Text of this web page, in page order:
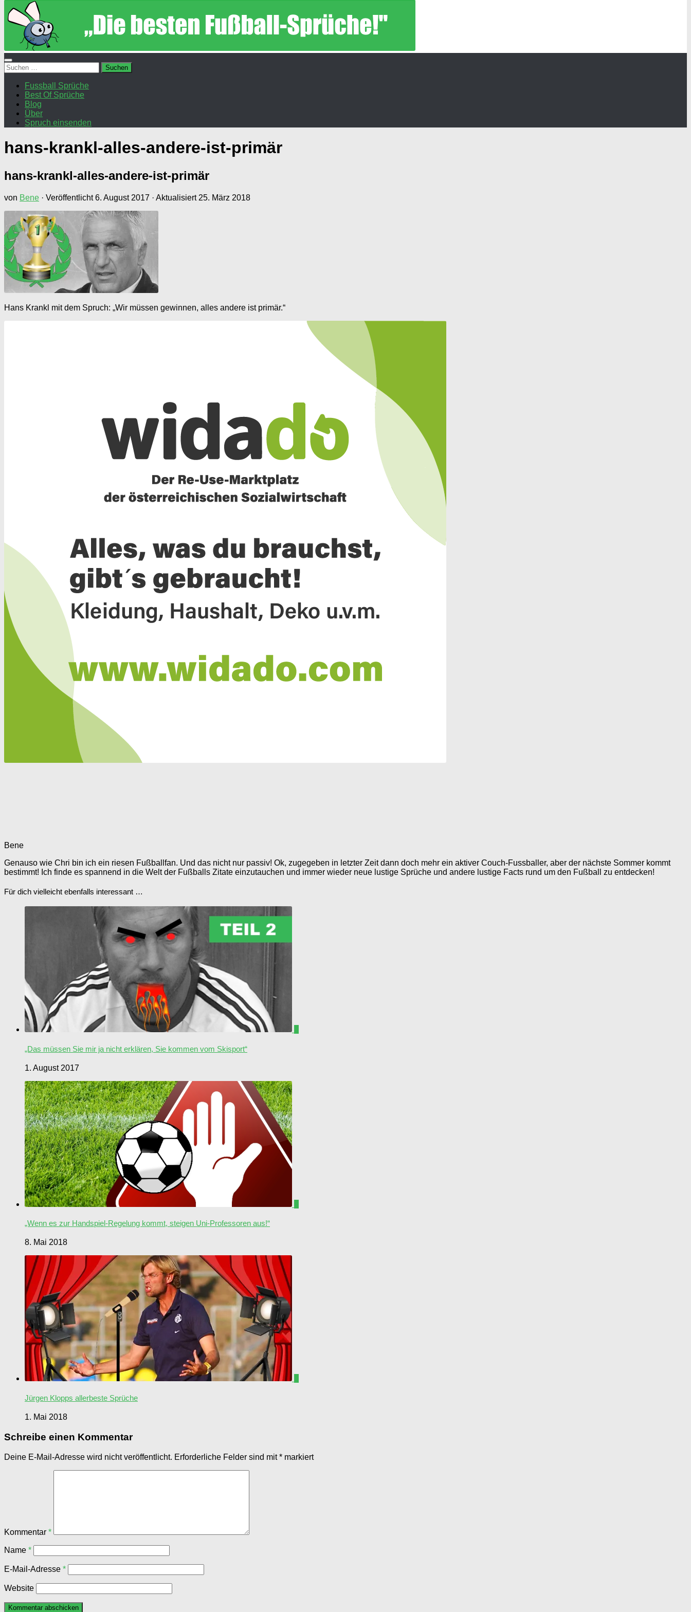
Suchen
nach:
Fussball Sprüche
Best Of Sprüche
Blog
Über
Spruch einsenden
hans-krankl-alles-andere-ist-primär
hans-krankl-alles-andere-ist-primär
von Bene · Veröffentlicht6. August 2017 · Aktualisiert 25. März 2018
Hans Krankl mit dem Spruch: „Wir müssen gewinnen, alles andere ist primär.“
Bene
Genauso wie Chri bin ich ein riesen Fußballfan. Und das nicht nur passiv! Ok, zugegeben in letzter Zeit dann doch mehr ein aktiver Couch-Fussballer, aber der nächste Sommer kommt
bestimmt! Ich finde es spannend in die Welt der Fußballs Zitate einzutauchen und immer wieder neue lustige Sprüche und andere lustige Facts rund um den Fußball zu entdecken!
Für dich vielleicht ebenfalls interessant …
„Das müssen Sie mir ja nicht erklären, Sie kommen vom Skisport“
1. August 2017
„Wenn es zur Handspiel-Regelung kommt, steigen Uni-Professoren aus!“
8. Mai 2018
Jürgen Klopps allerbeste Sprüche
1. Mai 2018
Schreibe einen Kommentar
Deine E-Mail-Adresse wird nicht veröffentlicht. Erforderliche Felder sind mit* markiert
Kommentar *
Name *
E-Mail-Adresse *
Website